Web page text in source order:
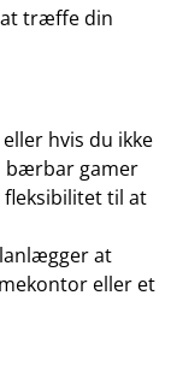
træffe din
hvis du ikke
bærbar gamer
fleksibilitet til at
at
eller et